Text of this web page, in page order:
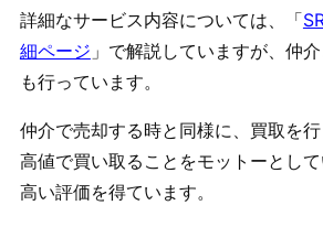
詳細なサービス内容については、「
細ページ 」で解説していますが、仲
も行っています。
仲介で売却する時と同様に、買取を
高値で買い取ることをモットーとし
高い評価を得ています。